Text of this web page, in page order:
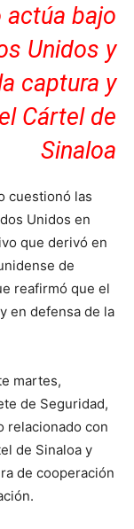
actúa bajo
Unidos y
captura y
Cártel de
Sinaloa
cuestionó las
Unidos en
que derivó en
de
reafirmó que el
en defensa de la
martes,
de Seguridad,
relacionado con
de Sinaloa y
de cooperación